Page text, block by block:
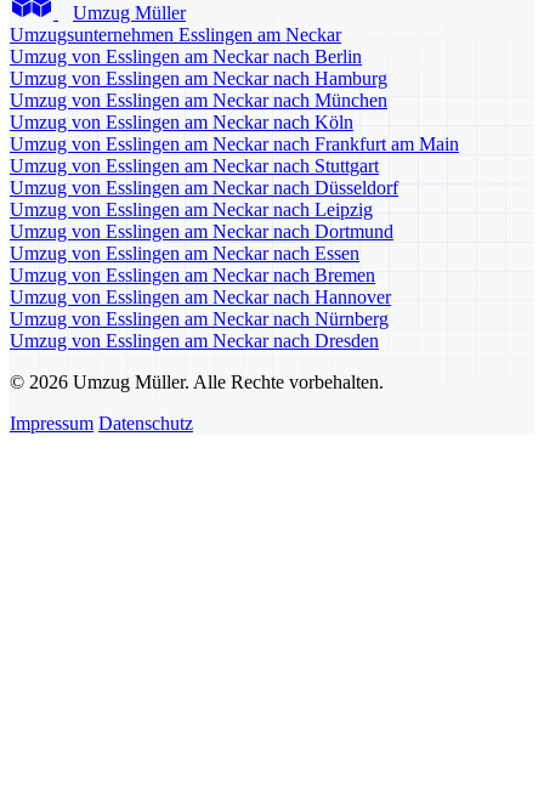
Umzug Müller
Umzugsunternehmen Esslingen am Neckar
Umzug von Esslingen am Neckar nach Berlin
Umzug von Esslingen am Neckar nach Hamburg
Umzug von Esslingen am Neckar nach München
Umzug von Esslingen am Neckar nach Köln
Umzug von Esslingen am Neckar nach Frankfurt am Main
Umzug von Esslingen am Neckar nach Stuttgart
Umzug von Esslingen am Neckar nach Düsseldorf
Umzug von Esslingen am Neckar nach Leipzig
Umzug von Esslingen am Neckar nach Dortmund
Umzug von Esslingen am Neckar nach Essen
Umzug von Esslingen am Neckar nach Bremen
Umzug von Esslingen am Neckar nach Hannover
Umzug von Esslingen am Neckar nach Nürnberg
Umzug von Esslingen am Neckar nach Dresden
© 2026 Umzug Müller. Alle Rechte vorbehalten.
Impressum Datenschutz